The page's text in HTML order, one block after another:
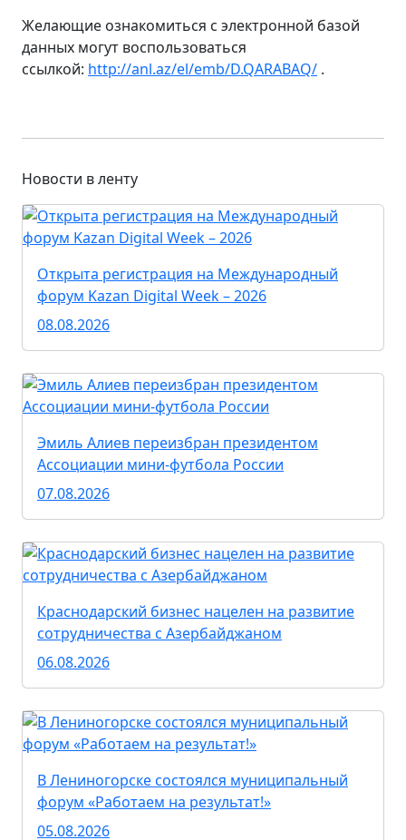
Желающие ознакомиться с электронной базой
данных могут воспользоваться
ссылкой: http://anl.az/el/emb/D.QARABAQ/ .
Новости в ленту
Открыта регистрация на Международный
форум Kazan Digital Week – 2026
08.08.2026
Эмиль Алиев переизбран президентом
Ассоциации мини-футбола России
07.08.2026
Краснодарский бизнес нацелен на развитие
сотрудничества с Азербайджаном
06.08.2026
В Лениногорске состоялся муниципальный
форум «Работаем на результат!»
05.08.2026